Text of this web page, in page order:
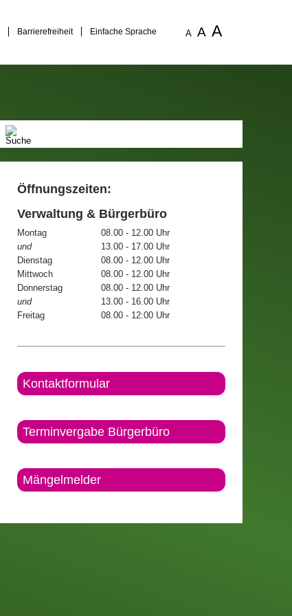
Barrierefreiheit Einfache Sprache A A A
Öffnungszeiten:
Verwaltung & Bürgerbüro
Montag
08.00 - 12.00 Uhr
und
13.00 - 17.00 Uhr
Dienstag
08.00 - 12.00 Uhr
Mittwoch
08.00 - 12.00 Uhr
Donnerstag
08.00 - 12.00 Uhr
und
13.00 - 16.00 Uhr
Freitag
08.00 - 12:00 Uhr
Kontaktformular
Terminvergabe Bürgerbüro
Mängelmelder